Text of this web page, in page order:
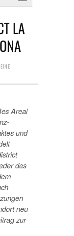
LA
Areal
und
des
neu
zur